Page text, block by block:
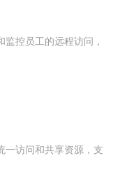
控员工的远程访问，
一访问和共享资源，支